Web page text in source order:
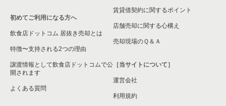
初めてご利用になる方へ
飲食店ドットコム 居抜き売却とは
特徴〜支持される2つの理由
譲渡情報として飲食店ドットコムで公
開されます
よくある質問
賃貸借契約に関するポイント
店舗売却に関する心構え
売却現場のＱ＆Ａ
［当サイトについて］
運営会社
利用規約